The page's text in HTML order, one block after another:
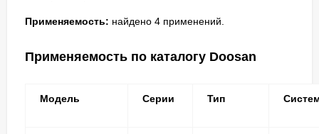
Применяемость: найдено 4 применений.
Применяемость по каталогу Doosan
Модель Серии Тип